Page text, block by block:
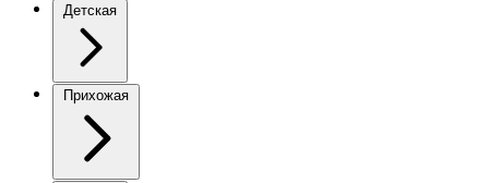
Детская
Прихожая